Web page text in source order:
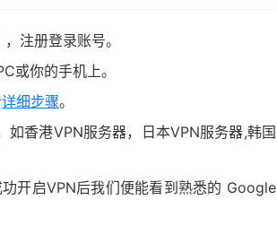
，注册登录账号。
或你的手机上。
详细步骤。
香港VPN服务器，日本VPN服务器,韩国
功开启VPN后我们便能看到熟悉的 Google